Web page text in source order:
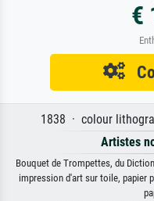
€
1838 · colour
Artistes
Bouquet de Trompettes, du
impression d'art sur toile, papier